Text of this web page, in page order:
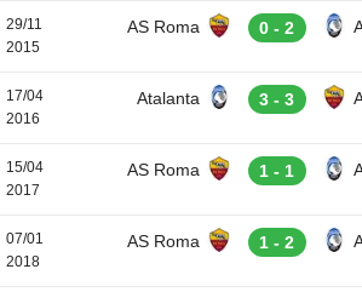
29/11
2015
AS Roma 0 - 2
17/04
2016
Atalanta 3 - 3
15/04
2017
AS Roma 1 - 1
07/01
2018
AS Roma 1 - 2